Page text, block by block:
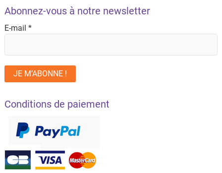
Abonnez-vous à notre newsletter
E-mail *
Conditions de paiement